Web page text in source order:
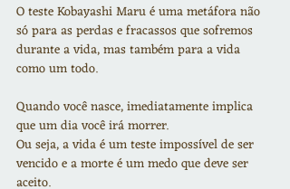
O teste Kobayashi Maru é uma metáfora não
só para as perdas e fracassos que sofremos
durante a vida, mas também para a vida
como um todo.
Quando você nasce, imediatamente implica
que um dia você irá morrer.
Ou seja, a vida é um teste impossível de ser
vencido e a morte é um medo que deve ser
aceito.